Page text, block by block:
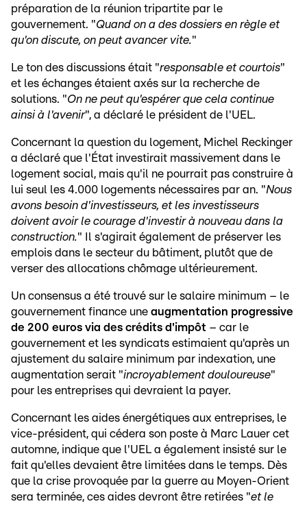
préparation de la réunion tripartite par le
gouvernement. "Quand on a des dossiers en règle et
qu'on discute, on peut avancer vite."
Le ton des discussions était "responsable et courtois"
et les échanges étaient axés sur la recherche de
solutions. "On ne peut qu'espérer que cela continue
ainsi à l'avenir", a déclaré le président de l'UEL.
Concernant la question du logement, Michel Reckinger
a déclaré que l'État investirait massivement dans le
logement social, mais qu'il ne pourrait pas construire à
lui seul les 4.000 logements nécessaires par an. "Nous
avons besoin d'investisseurs, et les investisseurs
doivent avoir le courage d'investir à nouveau dans la
construction." Il s'agirait également de préserver les
emplois dans le secteur du bâtiment, plutôt que de
verser des allocations chômage ultérieurement.
Un consensus a été trouvé sur le salaire minimum – le
gouvernement finance une augmentation progressive
de 200 euros via des crédits d'impôt – car le
gouvernement et les syndicats estimaient qu'après un
ajustement du salaire minimum par indexation, une
augmentation serait "incroyablement douloureuse"
pour les entreprises qui devraient la payer.
Concernant les aides énergétiques aux entreprises, le
vice-président, qui cédera son poste à Marc Lauer cet
automne, indique que l'UEL a également insisté sur le
fait qu'elles devaient être limitées dans le temps. Dès
que la crise provoquée par la guerre au Moyen-Orient
sera terminée, ces aides devront être retirées "et le